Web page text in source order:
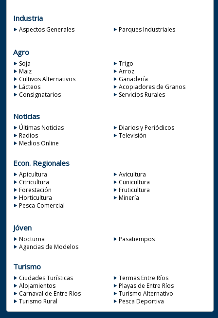
Industria
Aspectos Generales Parques Industriales
Agro
Soja
Trigo
Maiz
Arroz
Cultivos Alternativos
Ganadería
Lácteos
Acopiadores de Granos
Consignatarios
Servicios Rurales
Noticias
Últimas Noticias
Diarios y Periódicos
Radios
Televisión
Medios Online
Econ. Regionales
Apicultura
Avicultura
Citricultura
Cunicultura
Forestación
Fruticultura
Horticultura
Minería
Pesca Comercial
Jóven
Nocturna
Pasatiempos
Agencias de Modelos
Turismo
Ciudades Turísticas
Termas Entre Ríos
Alojamientos
Playas de Entre Ríos
Carnaval de Entre Ríos
Turismo Alternativo
Turismo Rural
Pesca Deportiva